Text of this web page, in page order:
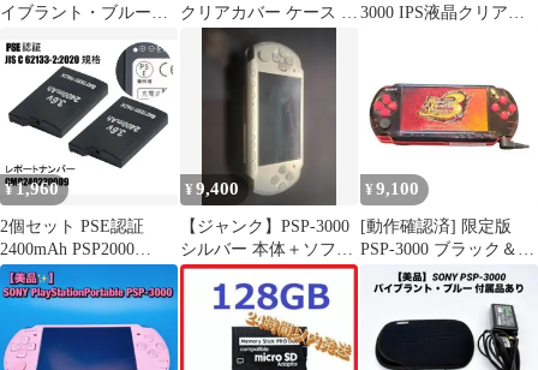
イブラント・ブルー：
クリアカバー ケース 周
辺機器 レトロゲーム
3000 IPS液晶クリアブ
¥1,960
2個セット PSE認証
2400mAh PSP2000
PSP3000 2400mah バッ
テリー 電池 PSP-2000
PSP-3000 互換品
¥9,400
【ジャンク】PSP-3000
シルバー 本体＋ソフト
8本
¥ 9,100
[動作確認済] 限定版
PSP-3000 ブラック＆レ
ッド i8700